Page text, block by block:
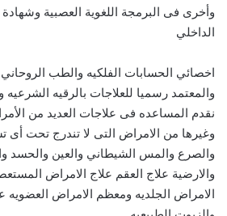
وأخرى فى البرمجة اللغوية العصبية
الداخلي
اخصائي الحسابات الفلكيه والطب الروحاني
والمعتمد رسميا للعلاجات بالرقيه الشرعيه
نقدم المساعده فى علاجات العديد من
وغيرها من الامراض التى لا تندرج تحت
والصرع والمس الشيطاني والعين والحسد
والارضية علاج العقم علاج الامراض
الامراض الجلديه ومعظم الامراض